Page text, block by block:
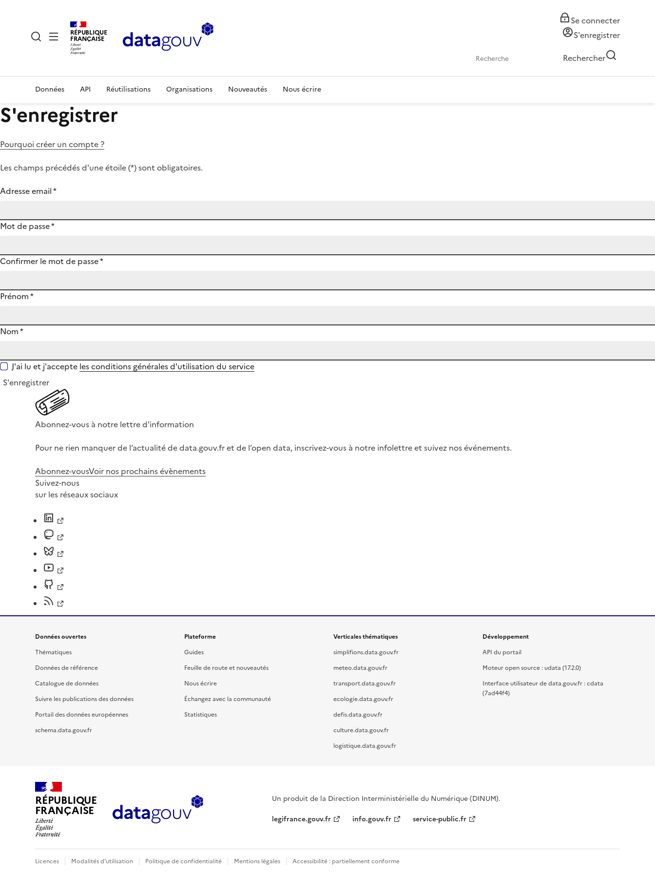
RÉPUBLIQUE
FRANÇAISE
Se connecter
S'enregistrer
Rechercher
Données API Réutilisations Organisations Nouveautés Nous écrire
S'enregistrer
Pourquoi créer un compte ?
Les champs précédés d'une étoile (*) sont obligatoires.
Adresse email*
Mot de passe*
Confirmer le mot de passe*
Prénom*
Nom*
J'ai lu et j'accepte les conditions générales d'utilisation du service
S'enregistrer
Abonnez-vous à notre lettre d'information
Pour ne rien manquer de l’actualité de data.gouv.fr et de l’open data, inscrivez-vous à notre infolettre et suivez nos événements.
Abonnez-vousVoir nos prochains évènements
Suivez-nous
sur les réseaux sociaux
Données ouvertes
Thématiques
Données de référence
Catalogue de données
Suivre les publications des données
Portail des données européennes
schema.data.gouv.fr
Plateforme
Guides
Feuille de route et nouveautés
Nous écrire
Échangez avec la communauté
Statistiques
Verticales thématiques
simplifions.data.gouv.fr
meteo.data.gouv.fr
transport.data.gouv.fr
ecologie.data.gouv.fr
defis.data.gouv.fr
culture.data.gouv.fr
logistique.data.gouv.fr
Développement
API du portail
Moteur open source : udata (17.2.0)
Interface utilisateur de data.gouv.fr : cdata
(7ad44f4)
RÉPUBLIQUE
FRANÇAISE
Un produit de la Direction Interministérielle du Numérique (DINUM).
legifrance.gouv.fr
info.gouv.fr service-public.fr
Licences Modalités d'utilisation Politique de confidentialité Mentions légales Accessibilité : partiellement conforme